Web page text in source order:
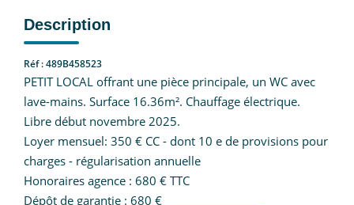
Description
Réf : 489B458523
PETIT LOCAL offrant une pièce principale, un WC avec
lave-mains. Surface 16.36m². Chauffage électrique.
Libre début novembre 2025.
Loyer mensuel: 350 € CC - dont 10 e de provisions pour
charges - régularisation annuelle
Honoraires agence : 680 € TTC
Dépôt de garantie : 680 €